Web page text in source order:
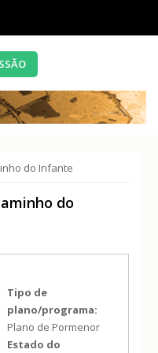
do Infante
do
Tipo de
plano/programa:
Plano de Pormenor
Estado do